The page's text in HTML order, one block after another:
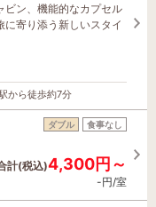
ビン、機能的なカプセル
に寄り添う新しいスタイ
から徒歩約7分
ダブル 食事なし
計(税込)4,300円～
-円/室